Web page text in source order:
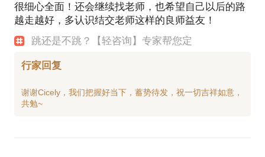
很细心全面！还会继续找老师，也希望自己以后的路
越走越好，多认识结交老师这样的良师益友！
跳还是不跳？【轻咨询】专家帮您定
行家回复
谢谢Cicely，我们把握好当下，蓄势待发，祝一切吉祥如意，